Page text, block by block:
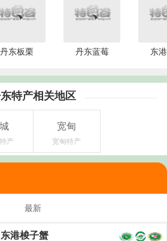
丹东板栗 丹东蓝莓 东
特产相关地区
产
宽甸
宽甸特产
最新
东港梭子蟹